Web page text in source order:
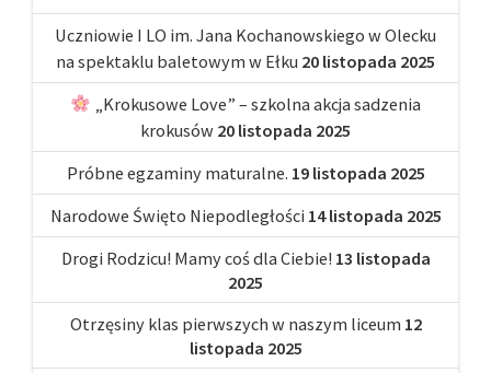
Uczniowie I LO im. Jana Kochanowskiego w Olecku
na spektaklu baletowym w Ełku 20 listopada 2025
„Krokusowe Love” – szkolna akcja sadzenia
krokusów 20 listopada 2025
Próbne egzaminy maturalne. 19 listopada 2025
Narodowe Święto Niepodległości 14 listopada 2025
Drogi Rodzicu! Mamy coś dla Ciebie! 13 listopada
2025
Otrzęsiny klas pierwszych w naszym liceum 12
listopada 2025